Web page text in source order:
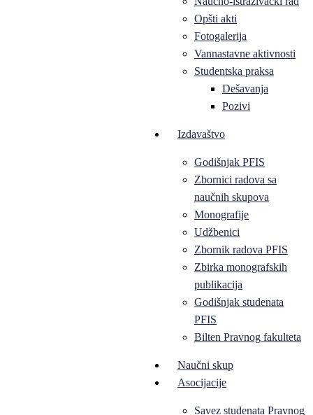
Opšti akti
Fotogalerija
Vannastavne aktivnosti
Studentska praksa
Dešavanja
Pozivi
Izdavaštvo
Godišnjak PFIS
Zbornici radova sa
naučnih skupova
Monografije
Udžbenici
Zbornik radova PFIS
Zbirka monografskih
publikacija
Godišnjak studenata
PFIS
Bilten Pravnog fakulteta
Naučni skup
Asocijacije
Savez studenata Pravnog